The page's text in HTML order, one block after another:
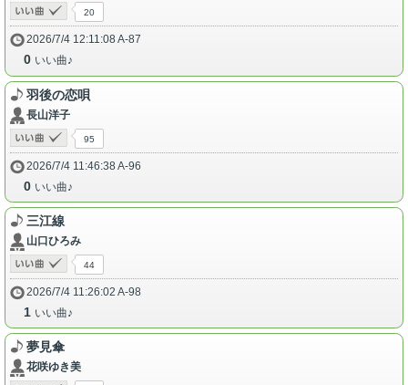
20
2026/7/4 12:11:08 A-87
0 いい曲♪
羽後の恋唄
長山洋子
95
2026/7/4 11:46:38 A-96
0 いい曲♪
三江線
山口ひろみ
44
2026/7/4 11:26:02 A-98
1 いい曲♪
夢見傘
花咲ゆき美